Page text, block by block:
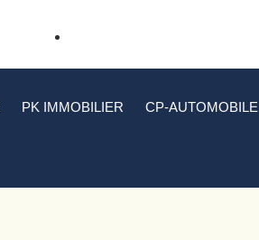
PK IMMOBILIER CP-AUTOMOBILE